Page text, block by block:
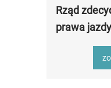
Rząd
prawa jazdy